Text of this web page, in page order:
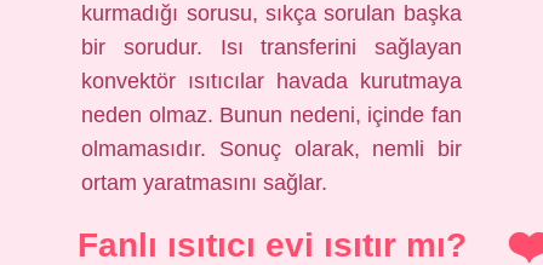
kurmadığı sorusu, sıkça sorulan başka
bir sorudur. Isı transferini sağlayan
konvektör ısıtıcılar havada kurutmaya
neden olmaz. Bunun nedeni, içinde fan
olmamasıdır. Sonuç olarak, nemli bir
ortam yaratmasını sağlar.
Fanlı ısıtıcı evi ısıtır mı?